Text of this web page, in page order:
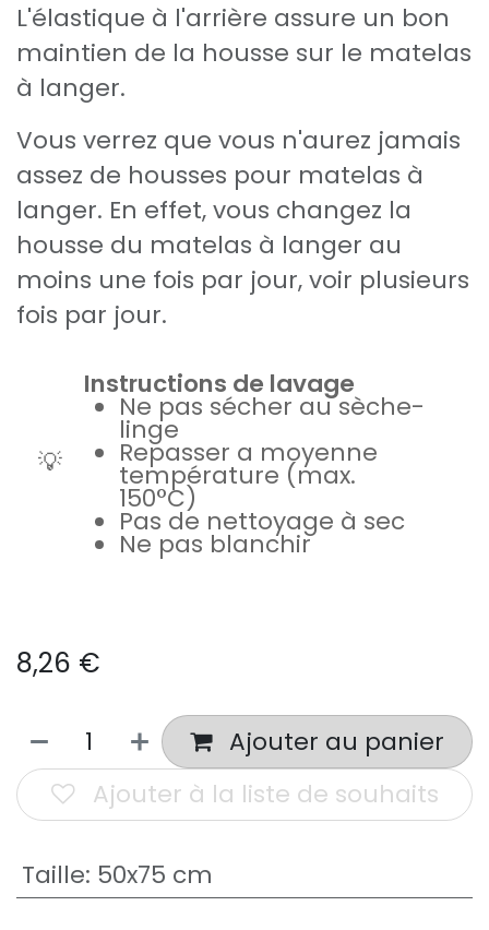
L'élastique à l'arrière assure un bon
maintien de la housse sur le matelas
à langer.
Vous verrez que vous n'aurez jamais
assez de housses pour matelas à
langer. En effet, vous changez la
housse du matelas à langer au
moins une fois par jour, voir plusieurs
fois par jour.
💡
Instructions de lavage
Ne pas sécher au sèche-
linge
Repasser a moyenne
température (max.
150°C)
Pas de nettoyage à sec
Ne pas blanchir
8,26 €
Ajouter au panier
Ajouter à la liste de souhaits
Taille: 50x75 cm